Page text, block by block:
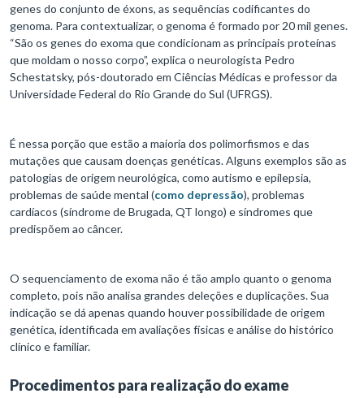
genes do conjunto de éxons, as sequências codificantes do
genoma. Para contextualizar, o genoma é formado por 20 mil genes.
“São os genes do exoma que condicionam as principais proteínas
que moldam o nosso corpo”, explica o neurologista Pedro
Schestatsky, pós-doutorado em Ciências Médicas e professor da
Universidade Federal do Rio Grande do Sul (UFRGS).
É nessa porção que estão a maioria dos polimorfismos e das
mutações que causam doenças genéticas. Alguns exemplos são as
patologias de origem neurológica, como autismo e epilepsia,
problemas de saúde mental (como depressão), problemas
cardíacos (síndrome de Brugada, QT longo) e síndromes que
predispõem ao câncer.
O sequenciamento de exoma não é tão amplo quanto o genoma
completo, pois não analisa grandes deleções e duplicações. Sua
indicação se dá apenas quando houver possibilidade de origem
genética, identificada em avaliações físicas e análise do histórico
clínico e familiar.
Procedimentos para realização do exame